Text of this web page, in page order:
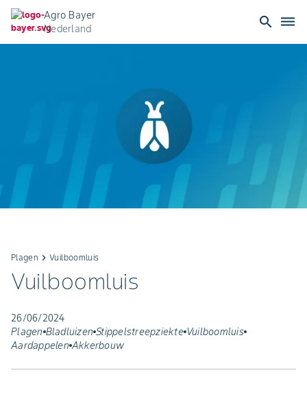
Agro Bayer
Nederland
search dehaze
Plagen keyboard_arrow_rightVuilboomluis
Vuilboomluis
26/06/2024
Plagen Bladluizen Stippelstreepziekte Vuilboomluis
Aardappelen Akkerbouw